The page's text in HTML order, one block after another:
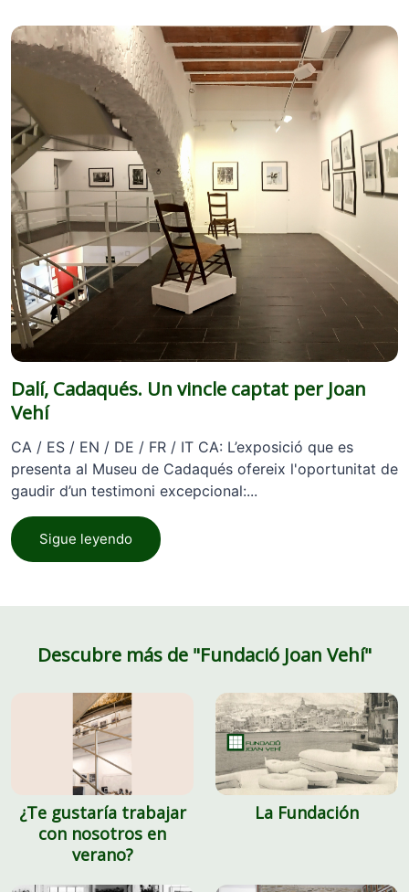
Dalí, Cadaqués. Un vincle captat per Joan
Vehí
CA / ES / EN / DE / FR / IT CA: L’exposició que es
presenta al Museu de Cadaqués ofereix l'oportunitat de
gaudir d’un testimoni excepcional:...
Sigue leyendo
Descubre más de "Fundació Joan Vehí"
¿Te gustaría trabajar
con nosotros en
verano?
La Fundación